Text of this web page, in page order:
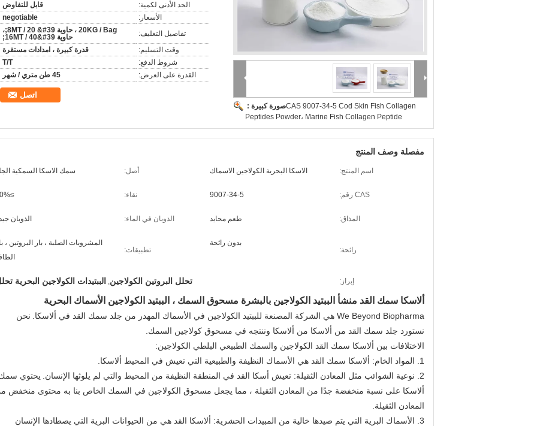
صورة كبيرة :CAS 9007-34-5 Cod Skin Fish Collagen
Peptides Powder، Marine Fish Collagen Peptide
الحد الأدنى لكمية:
قابل للتفاوض
الأسعار:
negotiable
تفاصيل التغليف:
20KG / Bag ، حاوية 8MT / 20 &#39;،
حاوية 16MT / 40&#39;
وقت التسليم:
قدرة كبيرة ، امدادات مستقرة
شروط الدفع:
T/T
القدرة على العرض:
45 طن متري / شهر
اتصل
مفصلة وصف المنتج
اسم المنتج: الاسكا البحرية الكولاجين الاسماك أصل: سمك الاسكا السمكية
CAS رقم: 9007-34-5 نقاء: ≥90%
المذاق: طعم محايد الذوبان في الماء: الذوبان
رائحة:
بدون رائحة
تطبيقات:
المشروبات الصلبة ، بار البروتين ،
إبراز: تحلل البروتين الكولاجين, الببتيدات الكولاجين البحرية
ألاسكا سمك القد منشأ الببتيد الكولاجين بالبشرة مسحوق السمك ، الببتيد الكولاجين الأسماك البحرية
We Beyond Biopharma هي الشركة المصنعة للببتيد الكولاجين في الأسماك المهدر من جلد سمك القد في ألاسكا.
نحن
نستورد جلد سمك القد من ألاسكا من ألاسكا وننتجه في مسحوق كولاجين السمك.
الاختلافات بين ألاسكا سمك القد الكولاجين والسمك الطبيعي البلطي الكولاجين:
1. المواد الخام: ألاسكا سمك القد هي الأسماك النظيفة والطبيعية التي تعيش في المحيط ألاسكا.
2. نوعية الشوائب مثل المعادن الثقيلة: تعيش أسكا القد في المنطقة النظيفة من المحيط والتي لم يلوثها الإنسان.
يحتوي
ألاسكا على نسبة منخفضة جدًا من المعادن الثقيلة ، مما يجعل مسحوق الكولاجين في السمك الخاص بنا به محتوى منخفض
المعادن الثقيلة.
3. الأسماك البرية التي يتم صيدها خالية من المبيدات الحشرية: ألاسكا القد هي من الحيوانات البرية التي يصطادها الإنسان